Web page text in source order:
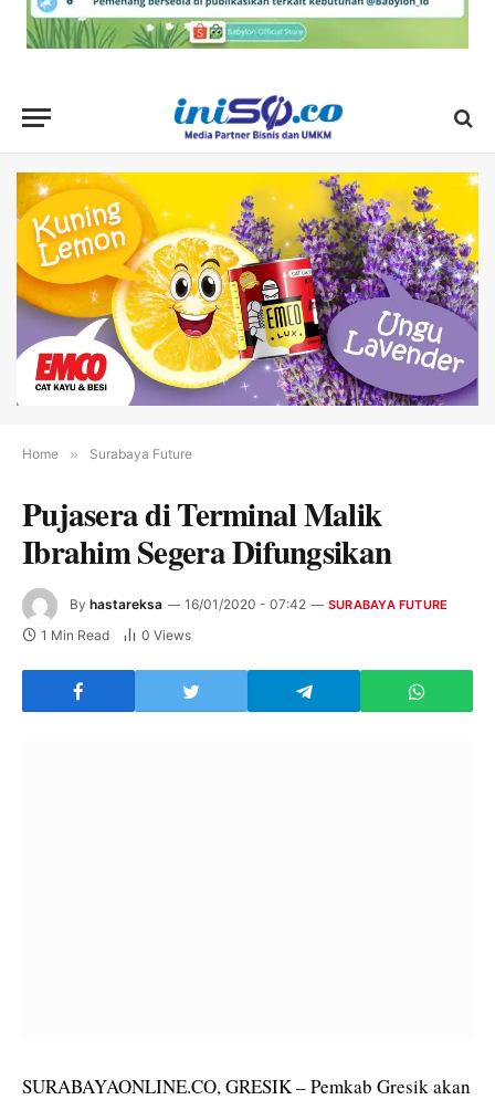
Home » Surabaya Future
Pujasera di Terminal Malik
Ibrahim Segera Difungsikan
By hastareksa 16/01/2020 - 07:42 SURABAYA FUTURE
1 Min Read 0 Views
SURABAYAONLINE.CO, GRESIK – Pemkab Gresik akan